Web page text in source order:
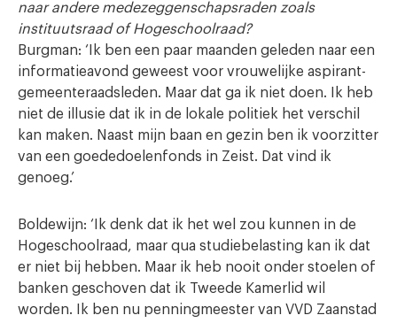
naar andere medezeggenschapsraden zoals
instituutsraad of Hogeschoolraad?
Burgman: ‘Ik ben een paar maanden geleden naar een
informatieavond geweest voor vrouwelijke aspirant-
gemeenteraadsleden. Maar dat ga ik niet doen. Ik heb
niet de illusie dat ik in de lokale politiek het verschil
kan maken. Naast mijn baan en gezin ben ik voorzitter
van een goededoelenfonds in Zeist. Dat vind ik
genoeg.’
Boldewijn: ‘Ik denk dat ik het wel zou kunnen in de
Hogeschoolraad, maar qua studiebelasting kan ik dat
er niet bij hebben. Maar ik heb nooit onder stoelen of
banken geschoven dat ik Tweede Kamerlid wil
worden. Ik ben nu penningmeester van VVD Zaanstad